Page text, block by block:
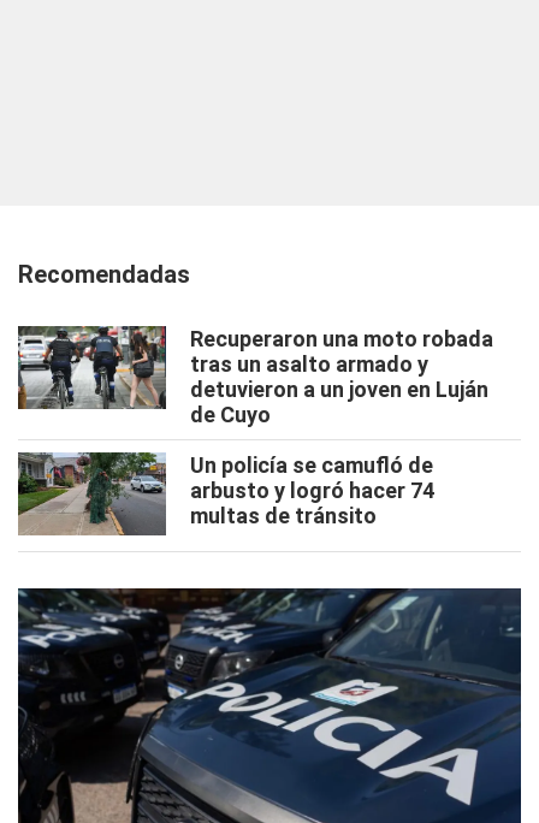
Recomendadas
Recuperaron una moto robada
tras un asalto armado y
detuvieron a un joven en Luján
de Cuyo
Un policía se camufló de
arbusto y logró hacer 74
multas de tránsito